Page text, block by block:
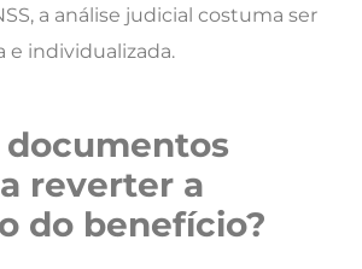
a análise judicial costuma ser
e individualizada.
documentos
reverter a
do benefício?